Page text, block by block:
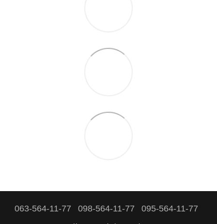
063-564-11-77 098-564-11-77 095-564-11-77